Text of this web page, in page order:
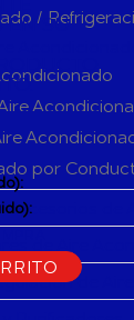
/
por
accesorios de
de
EN SU